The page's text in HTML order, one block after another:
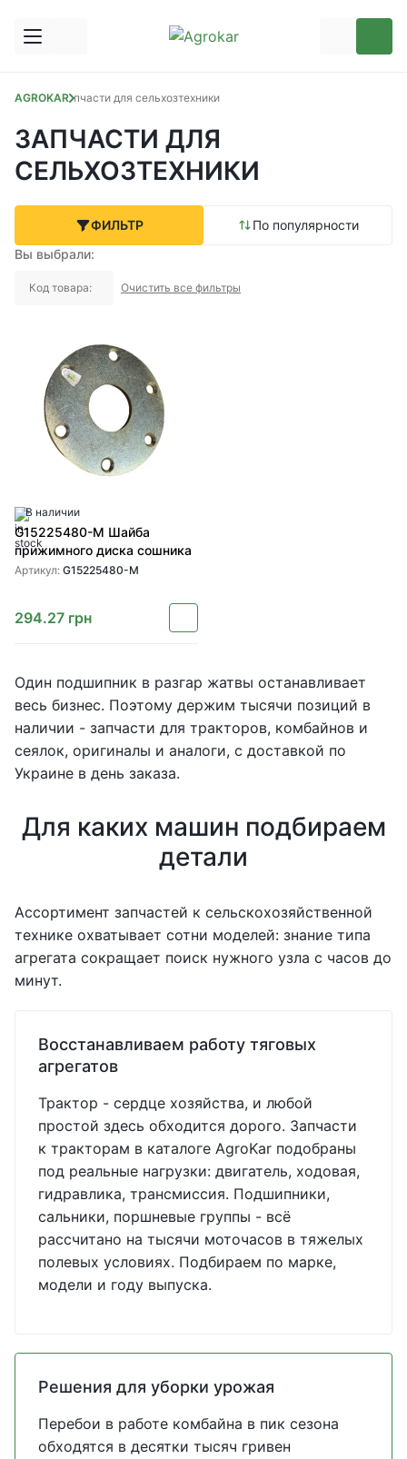
AGROKARЗапчасти для сельхозтехники
ЗАПЧАСТИ ДЛЯ
СЕЛЬХОЗТЕХНИКИ
ФИЛЬТР
По популярности
Вы выбрали:
Код товара: Очистить все фильтры
В наличии
G15225480-M Шайба
прижимного диска сошника
Артикул: G15225480-M
294.27 грн
Один подшипник в разгар жатвы останавливает
весь бизнес. Поэтому держим тысячи позиций в
наличии - запчасти для тракторов, комбайнов и
сеялок, оригиналы и аналоги, с доставкой по
Украине в день заказа.
Для каких машин подбираем
детали
Ассортимент запчастей к сельскохозяйственной
технике охватывает сотни моделей: знание типа
агрегата сокращает поиск нужного узла с часов до
минут.
Восстанавливаем работу тяговых
агрегатов
Трактор - сердце хозяйства, и любой
простой здесь обходится дорого. Запчасти
к тракторам в каталоге AgroKar подобраны
под реальные нагрузки: двигатель, ходовая,
гидравлика, трансмиссия. Подшипники,
сальники, поршневые группы - всё
рассчитано на тысячи моточасов в тяжелых
полевых условиях. Подбираем по марке,
модели и году выпуска.
Решения для уборки урожая
Перебои в работе комбайна в пик сезона
обходятся в десятки тысяч гривен